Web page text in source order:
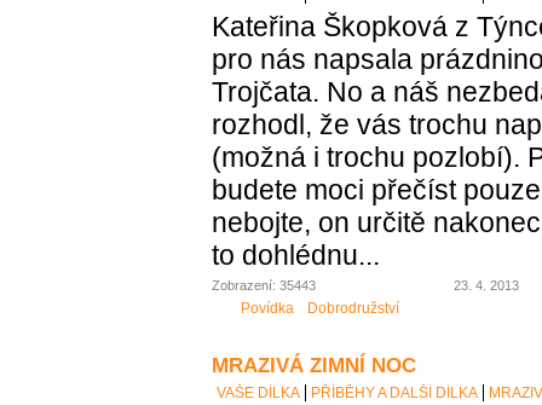
Kateřina Škopková z
pro nás napsala
Trojčata. No a náš
rozhodl, že vás trochu
(možná i trochu pozlobí).
budete moci přečíst
nebojte, on určitě
to dohlédnu...
Zobrazení: 35443 23. 4. 2013
Povídka Dobrodružství
MRAZIVÁ ZIMNÍ NOC
VAŠE DÍLKA PŘÍBĚHY A DALŠÍ DÍLKA